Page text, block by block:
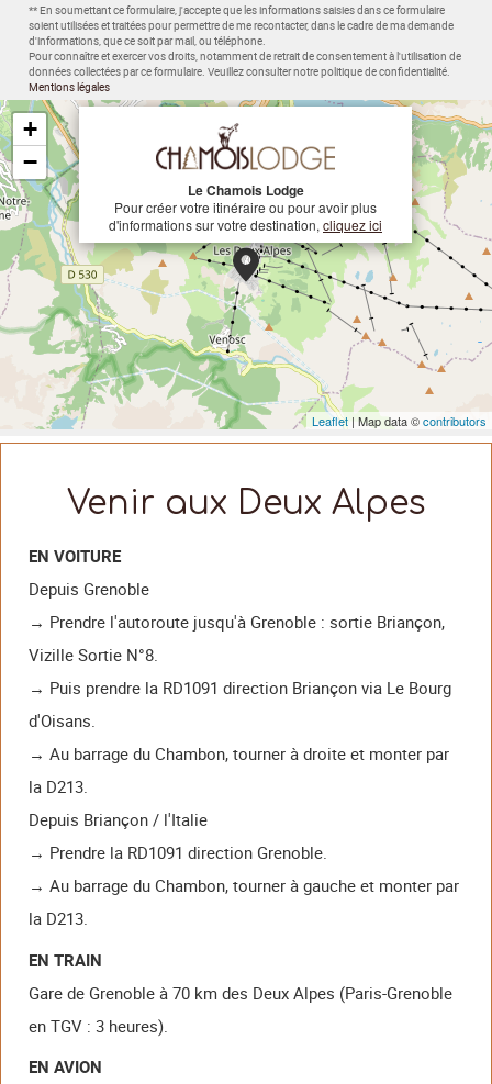
** En soumettant ce formulaire, j'accepte que les informations saisies dans ce formulaire
soient utilisées et traitées pour permettre de me recontacter, dans le cadre de ma demande
d'informations, que ce soit par mail, ou téléphone.
Pour connaître et exercer vos droits, notamment de retrait de consentement à l'utilisation de
données collectées par ce formulaire. Veuillez consulter notre politique de confidentialité.
Mentions légales
Le Chamois Lodge
Pour créer votre itinéraire ou pour avoir plus
d'informations sur votre destination, cliquez ici
+
−
Leaflet | Map data ©contributors
Venir aux Deux Alpes
EN VOITURE
Depuis Grenoble
→ Prendre l'autoroute jusqu'à Grenoble : sortie Briançon,
Vizille Sortie N°8.
→ Puis prendre la RD1091 direction Briançon via Le Bourg
d'Oisans.
→ Au barrage du Chambon, tourner à droite et monter par
la D213.
Depuis Briançon / l'Italie
→ Prendre la RD1091 direction Grenoble.
→ Au barrage du Chambon, tourner à gauche et monter par
la D213.
EN TRAIN
Gare de Grenoble à 70 km des Deux Alpes (Paris-Grenoble
en TGV : 3 heures).
EN AVION